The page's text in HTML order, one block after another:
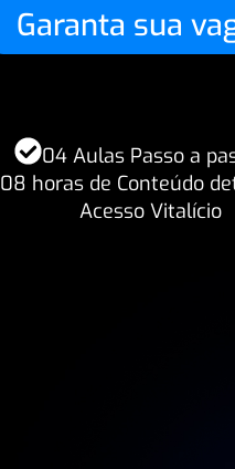
Garanta sua
04 Aulas Passo a
08 horas de Conteúdo
Acesso Vitalício